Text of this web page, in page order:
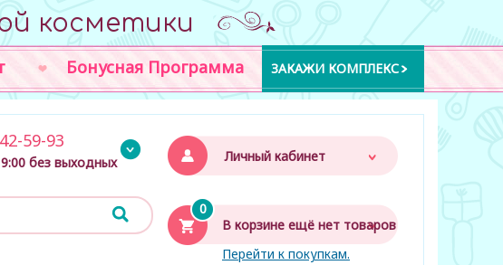
косметики
Бонусная Программа ЗАКАЖИ КОМПЛЕКС
Личный кабинет
0
В корзине ещё нет товаров
Перейти к покупкам.
59-93
без выходных